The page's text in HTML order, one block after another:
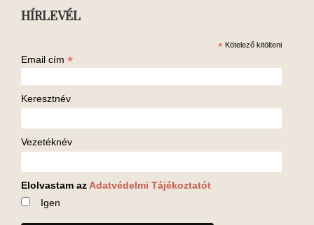
HÍRLEVÉL
* Kötelező kitölteni
Email cím *
Keresztnév
Vezetéknév
Elolvastam az Adatvédelmi Tájékoztatót
Igen